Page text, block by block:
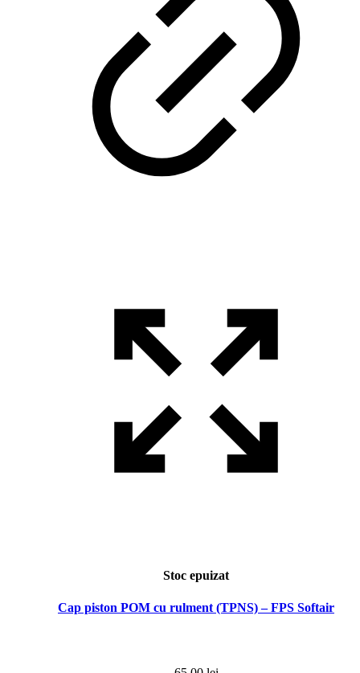
Stoc epuizat
Cap piston POM cu rulment (TPNS) – FPS Softair